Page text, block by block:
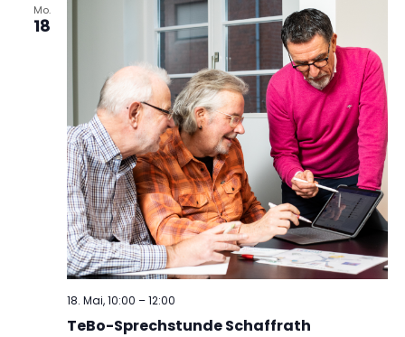
Mo.
18
18. Mai, 10:00 –12:00
TeBo-Sprechstunde Schaffrath